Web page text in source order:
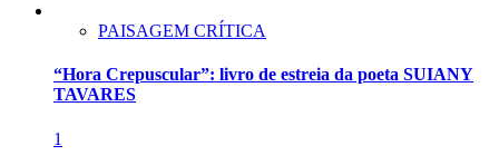
PAISAGEM CRÍTICA
“Hora Crepuscular”: livro de estreia da poeta SUIANY
TAVARES
1